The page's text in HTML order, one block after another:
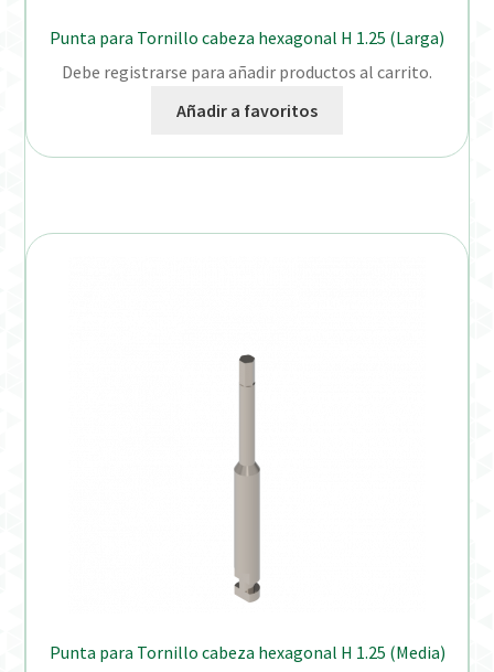
Punta para Tornillo cabeza hexagonal H 1.25 (Larga)
Debe registrarse para añadir productos al carrito.
Añadir a favoritos
Punta para Tornillo cabeza hexagonal H 1.25 (Media)